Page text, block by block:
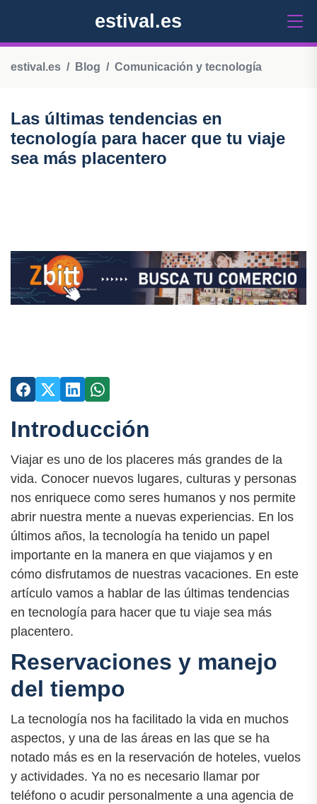
estival.es
estival.es Blog Comunicación y tecnología
Las últimas tendencias en
tecnología para hacer que tu viaje
sea más placentero
Introducción
Viajar es uno de los placeres más grandes de la
vida. Conocer nuevos lugares, culturas y personas
nos enriquece como seres humanos y nos permite
abrir nuestra mente a nuevas experiencias. En los
últimos años, la tecnología ha tenido un papel
importante en la manera en que viajamos y en
cómo disfrutamos de nuestras vacaciones. En este
artículo vamos a hablar de las últimas tendencias
en tecnología para hacer que tu viaje sea más
placentero.
Reservaciones y manejo
del tiempo
La tecnología nos ha facilitado la vida en muchos
aspectos, y una de las áreas en las que se ha
notado más es en la reservación de hoteles, vuelos
y actividades. Ya no es necesario llamar por
teléfono o acudir personalmente a una agencia de